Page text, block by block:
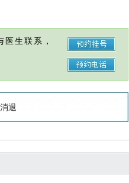
生联系，
退